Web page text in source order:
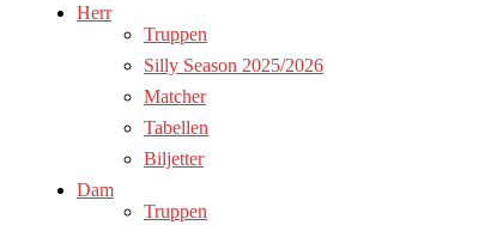
Herr
Truppen
Silly Season 2025/2026
Matcher
Tabellen
Biljetter
Dam
Truppen